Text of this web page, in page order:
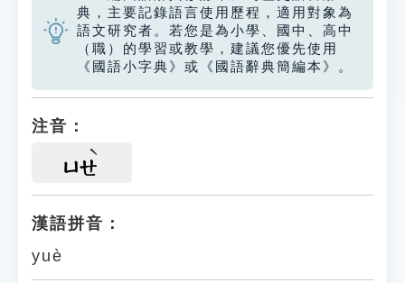
典，主要記錄語言使用歷程，適用對象為
語文研究者。若您是為小學、國中、高中
（職）的學習或教學，建議您優先使用
《國語小字典》或《國語辭典簡編本》。
注音：
ㄩㄝ
漢語拼音：
yuè